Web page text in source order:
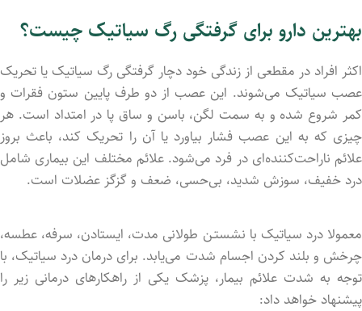
بهترین دارو برای گرفتگی رگ سیاتیک چیست؟
اکثر افراد در مقطعی از زندگی خود دچار گرفتگی رگ سیاتیک یا تحریک
عصب سیاتیک می‌شوند. این عصب از دو طرف پایین ستون فقرات و
کمر شروع شد‌ه و به سمت لگن، باسن و ساق پا در امتداد است. هر
چیزی که به این عصب فشار بیاورد یا آن را تحریک کند، باعث بروز
علائم ناراحت‌کننده‌ای در فرد می‌شود. علائم مختلف این بیماری شامل
درد خفیف، سوزش شدید، بی‌حسی، ضعف و گزگز عضلات است.
معمولا درد سیاتیک با نشستـن طولانی مدت، ایستاد‌ن، سرفه، عطسه،
چرخش و بلند کرد‌ن اجسام شدت می‌یابد. برای درمان درد سیاتیک، با
توجه به شدت علائم بیمار، پزشک یکی از راهکارهای درمانی زیر را
پیشنهاد خواهد داد: